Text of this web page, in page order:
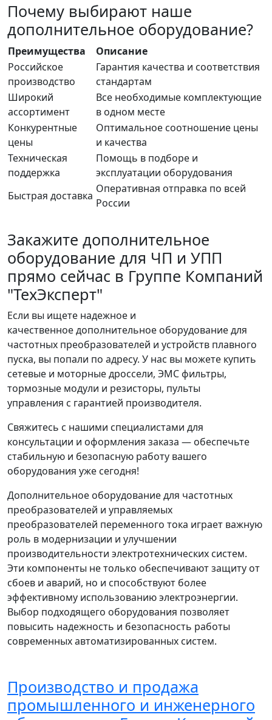
Почему выбирают наше
дополнительное оборудование?
Преимущества
Описание
Российское
производство
Гарантия качества и соответствия
стандартам
Широкий
ассортимент
Все необходимые комплектующие
в одном месте
Конкурентные
цены
Оптимальное соотношение цены
и качества
Техническая
поддержка
Помощь в подборе и
эксплуатации оборудования
Быстрая доставка
Оперативная отправка по всей
России
Закажите дополнительное
оборудование для ЧП и УПП
прямо сейчас в Группе Компаний
"ТехЭксперт"
Если вы ищете надежное и
качественное дополнительное оборудование для
частотных преобразователей и устройств плавного
пуска, вы попали по адресу. У нас вы можете купить
сетевые и моторные дроссели, ЭМС фильтры,
тормозные модули и резисторы, пульты
управления с гарантией производителя.
Свяжитесь с нашими специалистами для
консультации и оформления заказа — обеспечьте
стабильную и безопасную работу вашего
оборудования уже сегодня!
Дополнительное оборудование для частотных
преобразователей и управляемых
преобразователей переменного тока играет важную
роль в модернизации и улучшении
производительности электротехнических систем.
Эти компоненты не только обеспечивают защиту от
сбоев и аварий, но и способствуют более
эффективному использованию электроэнергии.
Выбор подходящего оборудования позволяет
повысить надежность и безопасность работы
современных автоматизированных систем.
Производство и продажа
промышленного и инженерного